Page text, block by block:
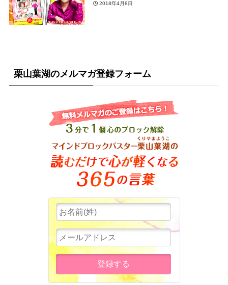
2018年4月8日
栗山葉湖のメルマガ登録フォーム